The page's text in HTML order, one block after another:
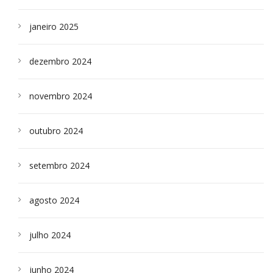
janeiro 2025
dezembro 2024
novembro 2024
outubro 2024
setembro 2024
agosto 2024
julho 2024
junho 2024